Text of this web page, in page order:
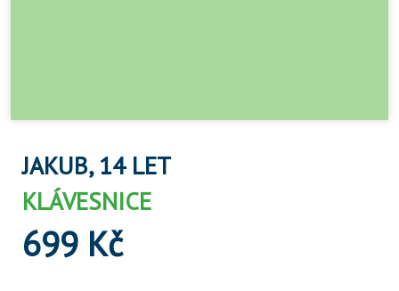
JAKUB, 14 LET
KLÁVESNICE
699 Kč